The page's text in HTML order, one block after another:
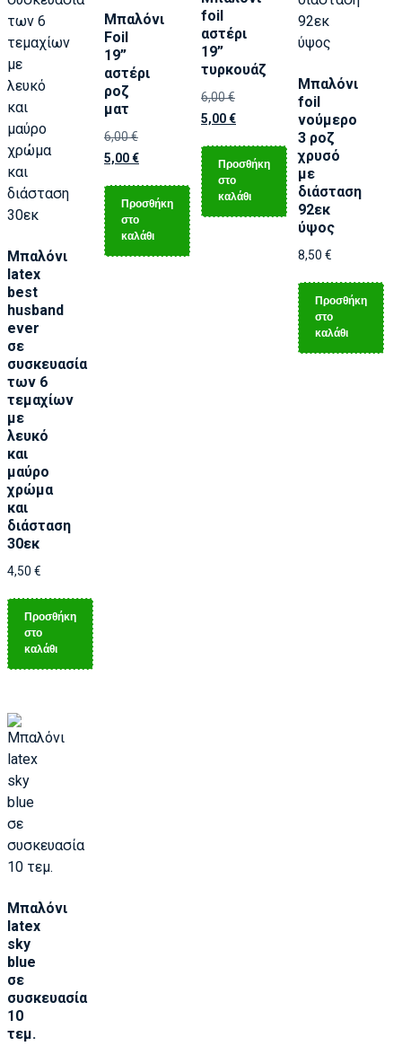
Μπαλόνι
latex
best
husband
ever
σε
συσκευασία
των 6
τεμαχίων
με
λευκό
και
μαύρο
χρώμα
και
διάσταση
30εκ
4,50 €
Προσθήκη
στο
καλάθι
Μπαλόνι
Foil
19”
αστέρι
ροζ
ματ
6,00€
5,00€
Προσθήκη
στο
καλάθι
foil
αστέρι
19”
τυρκουάζ
6,00€
5,00€
Προσθήκη
στο
καλάθι
Μπαλόνι
foil
νούμερο
3 ροζ
χρυσό
με
διάσταση
92εκ
ύψος
8,50 €
Προσθήκη
στο
καλάθι
Μπαλόνι
latex
sky
blue
σε
συσκευασία
10
τεμ.